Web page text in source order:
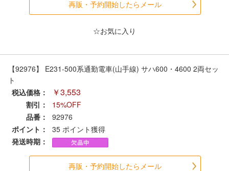
再販・予約開始したらメール
☆お気に入り
【92976】 E231-500系通勤電車(山手線) サハ600・4600 2両セッ
ト
税込価格：
￥3,553
割引：
15%OFF
品番：
92976
ポイント：
35 ポイント獲得
発送時期：
再販・予約開始したらメール